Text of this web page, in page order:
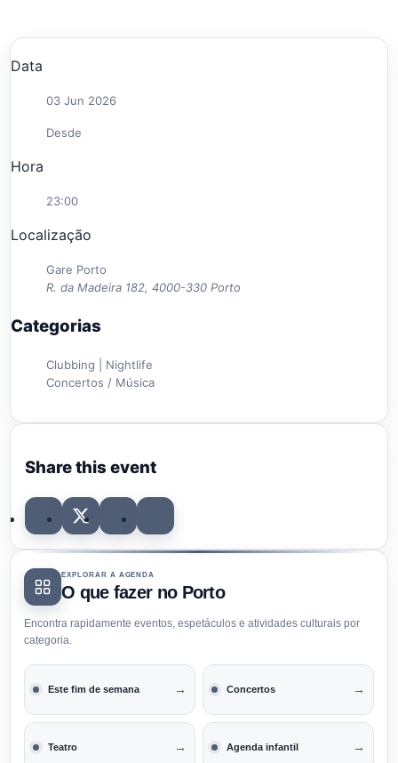
Data
03 Jun 2026
Desde
Hora
23:00
Localização
Gare Porto
R. da Madeira 182, 4000-330 Porto
Categorias
Clubbing | Nightlife
Concertos / Música
Share this event
EXPLORAR A AGENDA
O que fazer no Porto
Encontra rapidamente eventos, espetáculos e atividades culturais por
categoria.
Este fim de semana → Concertos →
Teatro → Agenda infantil →